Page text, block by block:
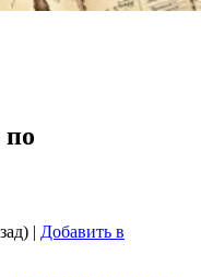
по
| Добавить в